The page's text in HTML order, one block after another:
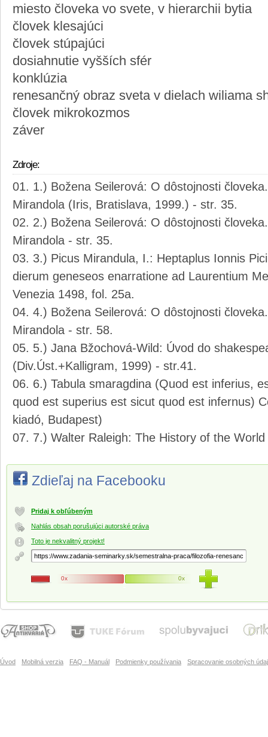
miesto človeka vo svete, v hierarchii bytia
človek klesajúci
človek stúpajúci
dosiahnutie vyšších sfér
konklúzia
renesančný obraz sveta v dielach wiliama
človek mikrokozmos
záver
Zdroje:
1.) Božena Seilerová: O dôstojnosti
Mirandola (Iris, Bratislava, 1999.) - str. 35.
2.) Božena Seilerová: O dôstojnosti
Mirandola - str. 35.
3.) Picus Mirandula, I.: Heptaplus Ionnis
dierum geneseos enarratione ad Laurentium
Venezia 1498, fol. 25a.
4.) Božena Seilerová: O dôstojnosti
Mirandola - str. 58.
5.) Jana Bžochová-Wild: Úvod do
(Div.Úst.+Kalligram, 1999) - str.41.
6.) Tabula smaragdina (Quod est inferius,
quod est superius est sicut quod est infernus)
kiadó, Budapest)
7.) Walter Raleigh: The History of the
Zdieľaj na Facebooku
Pridaj k obľúbeným
Nahlás obsah porušujúci autorské práva
Toto je nekvalitný projekt!
0x 0x
Úvod Mobilná verzia FAQ - Manuál Podmienky používania Spracovanie osobných